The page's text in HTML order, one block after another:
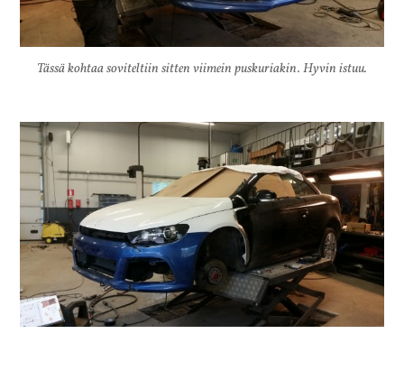
Tässä kohtaa soviteltiin sitten viimein puskuriakin. Hyvin istuu.